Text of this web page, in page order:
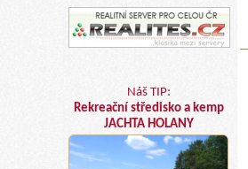
Náš TIP:
Rekreační středisko a kemp
JACHTA HOLANY